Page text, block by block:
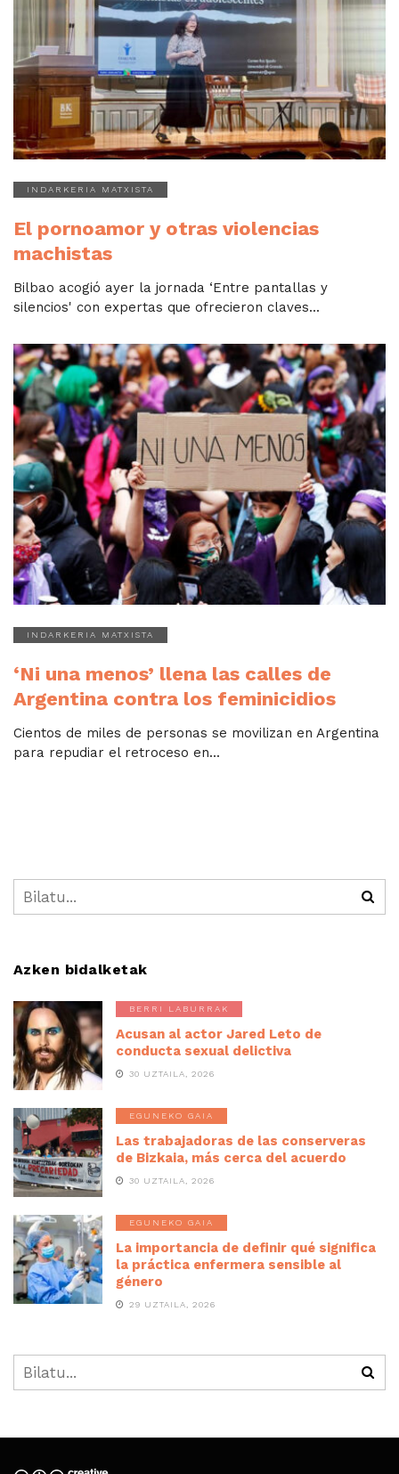
INDARKERIA MATXISTA
El pornoamor y otras violencias
machistas
Bilbao acogió ayer la jornada ‘Entre pantallas y
silencios' con expertas que ofrecieron claves...
INDARKERIA MATXISTA
‘Ni una menos’ llena las calles de
Argentina contra los feminicidios
Cientos de miles de personas se movilizan en Argentina
para repudiar el retroceso en...
Azken bidalketak
BERRI LABURRAK
Acusan al actor Jared Leto de
conducta sexual delictiva
30 UZTAILA, 2026
EGUNEKO GAIA
Las trabajadoras de las conserveras
de Bizkaia, más cerca del acuerdo
30 UZTAILA, 2026
EGUNEKO GAIA
La importancia de definir qué significa
la práctica enfermera sensible al
género
29 UZTAILA, 2026